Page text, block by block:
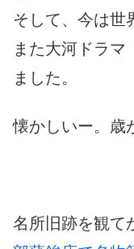
そして、今は世
また大河ドラマ
ました。
懐かしいー。歳
名所旧跡を観て